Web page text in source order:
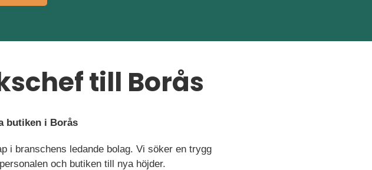
till Borås
butiken i Borås
i branschens ledande bolag. Vi söker en trygg
och butiken till nya höjder.